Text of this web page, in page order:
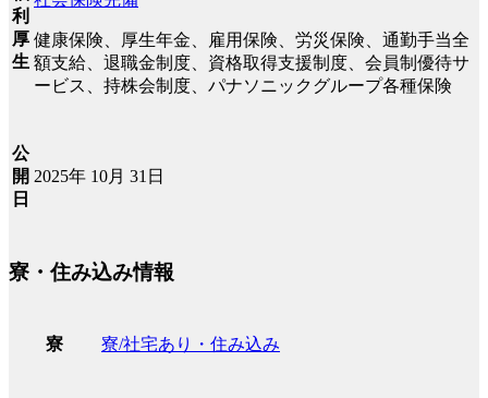
利
厚
生
健康保険、厚生年金、雇用保険、労災保険、通勤手当全
額支給、退職金制度、資格取得支援制度、会員制優待サ
ービス、持株会制度、パナソニックグループ各種保険
公
開
日
2025年 10月 31日
寮・住み込み情報
寮 寮/社宅あり・住み込み